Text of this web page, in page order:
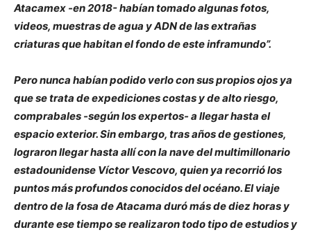
Atacamex -en 2018- habían tomado algunas fotos,
videos, muestras de agua y ADN de las extrañas
criaturas que habitan el fondo de este inframundo”.
Pero nunca habían podido verlo con sus propios ojos ya
que se trata de expediciones costas y de alto riesgo,
comprabales -según los expertos- a llegar hasta el
espacio exterior. Sin embargo, tras años de gestiones,
lograron llegar hasta allí con la nave del multimillonario
estadounidense Víctor Vescovo, quien ya recorrió los
puntos más profundos conocidos del océano. El viaje
dentro de la fosa de Atacama duró más de diez horas y
durante ese tiempo se realizaron todo tipo de estudios y